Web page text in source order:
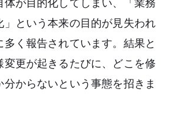
体が目的化してしまい、「業務
」という本来の目的が見失われ
多く報告されています。結果と
変更が起きるたびに、どこを修
からないという事態を招きま